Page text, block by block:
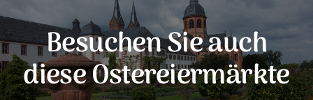
WEITERE OSTEREIERMÄRKTE
KONTAKT
Besuchen Sie auch
diese Ostereiermärkte